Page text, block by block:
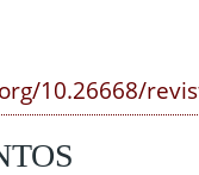
10.26668/